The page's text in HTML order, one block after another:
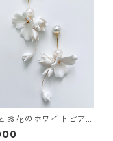
お花のホワイトピア